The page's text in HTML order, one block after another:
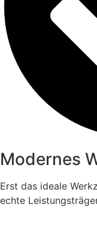
Modernes
Erst das ideale
echte